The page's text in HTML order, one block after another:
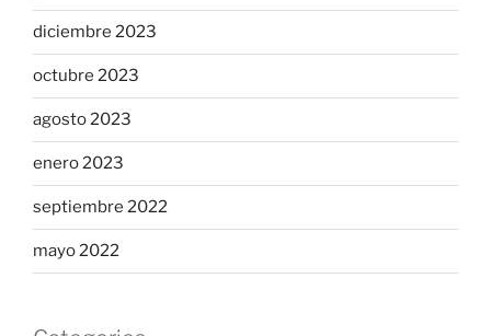
diciembre 2023
octubre 2023
agosto 2023
enero 2023
septiembre 2022
mayo 2022